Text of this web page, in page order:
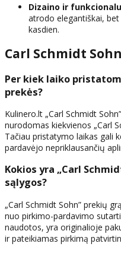
Dizaino ir
atrodo elegantiškai,
kasdien.
Carl Schmidt
Per kiek laiko
prekės?
Kulinero.lt „Carl Schmidt
nurodomas kiekvienos „Carl
Tačiau pristatymo laikas gali
pardavėjo nepriklausančių
Kokios yra „Carl
sąlygos?
„Carl Schmidt Sohn” prekių
nuo pirkimo-pardavimo
naudotos, yra originalioje
ir pateikiamas pirkimą